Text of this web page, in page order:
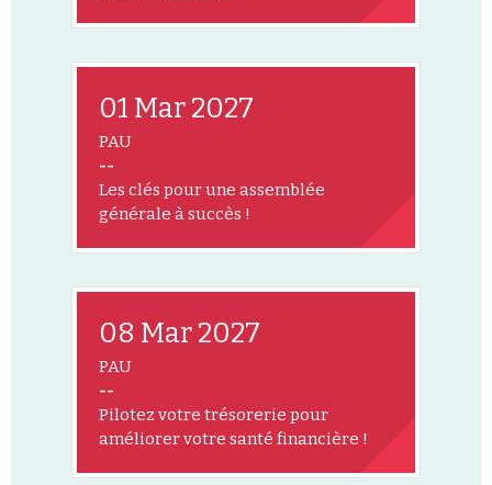
01 Mar 2027
PAU
--
Les clés pour une assemblée
générale à succès !
08 Mar 2027
PAU
--
Pilotez votre trésorerie pour
améliorer votre santé financière !